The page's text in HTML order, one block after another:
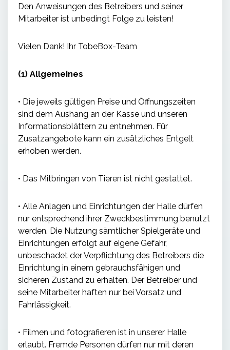
Den Anweisungen des Betreibers und seiner
Mitarbeiter ist unbedingt Folge zu leisten!
Vielen Dank! Ihr TobeBox-Team
(1) Allgemeines
• Die jeweils gültigen Preise und Öffnungszeiten
sind dem Aushang an der Kasse und unseren
Informationsblättern zu entnehmen. Für
Zusatzangebote kann ein zusätzliches Entgelt
erhoben werden.
• Das Mitbringen von Tieren ist nicht gestattet.
• Alle Anlagen und Einrichtungen der Halle dürfen
nur entsprechend ihrer Zweckbestimmung benutzt
werden. Die Nutzung sämtlicher Spielgeräte und
Einrichtungen erfolgt auf eigene Gefahr,
unbeschadet der Verpflichtung des Betreibers die
Einrichtung in einem gebrauchsfähigen und
sicheren Zustand zu erhalten. Der Betreiber und
seine Mitarbeiter haften nur bei Vorsatz und
Fahrlässigkeit.
• Filmen und fotografieren ist in unserer Halle
erlaubt. Fremde Personen dürfen nur mit deren